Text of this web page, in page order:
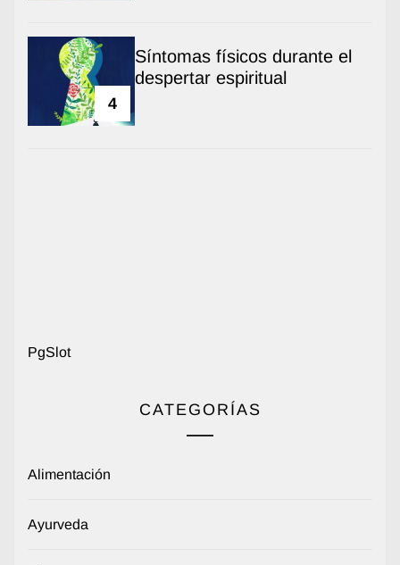
4
Síntomas físicos durante el
despertar espiritual
PgSlot
CATEGORÍAS
Alimentación
Ayurveda